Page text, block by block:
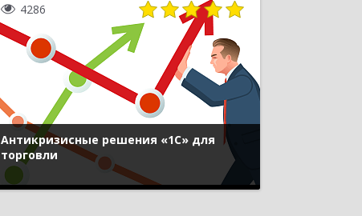
4286
Антикризисные решения «1С» для
торговли